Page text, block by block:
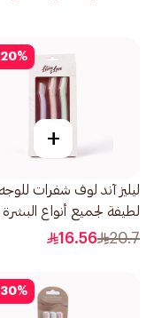
20%
+
ليليز آند لوف شفرات للوجه
لطيفة لجميع أنواع البشرة
1صندوق
20.7
16.56
30%